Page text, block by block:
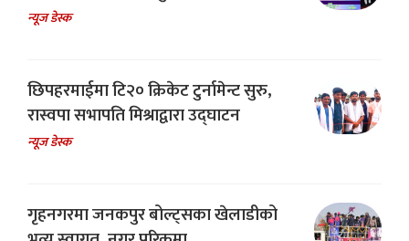
न्यूज डेस्क
छिपहरमाईमा टि२० क्रिकेट टुर्नामेन्ट सुरु,
रास्वपा सभापति मिश्राद्वारा उद्घाटन
न्यूज डेस्क
गृहनगरमा जनकपुर बोल्ट्सका खेलाडीको